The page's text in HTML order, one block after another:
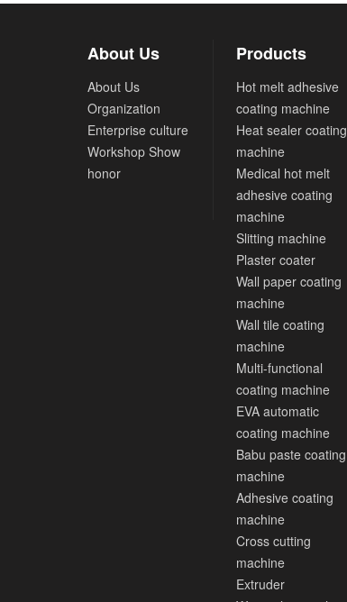
About Us
About Us
Organization
Enterprise culture
Workshop Show
honor
Products
Hot melt adhesive
coating machine
Heat sealer coating
machine
Medical hot melt
adhesive coating
machine
Slitting machine
Plaster coater
Wall paper coating
machine
Wall tile coating
machine
Multi-functional
coating machine
EVA automatic
coating machine
Babu paste coating
machine
Adhesive coating
machine
Cross cutting
machine
Extruder